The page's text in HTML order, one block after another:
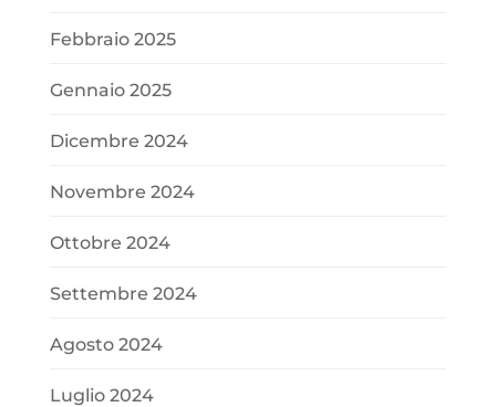
Febbraio 2025
Gennaio 2025
Dicembre 2024
Novembre 2024
Ottobre 2024
Settembre 2024
Agosto 2024
Luglio 2024